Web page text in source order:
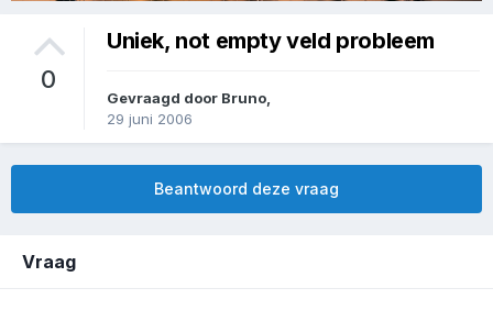
0
Uniek, not empty veld probleem
Gevraagd door Bruno
29 juni 2006
Beantwoord deze vraag
Vraag